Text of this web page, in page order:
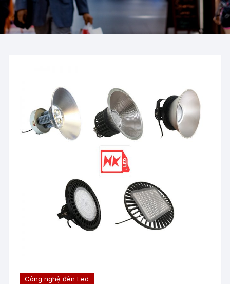
Công nghệ đèn Led